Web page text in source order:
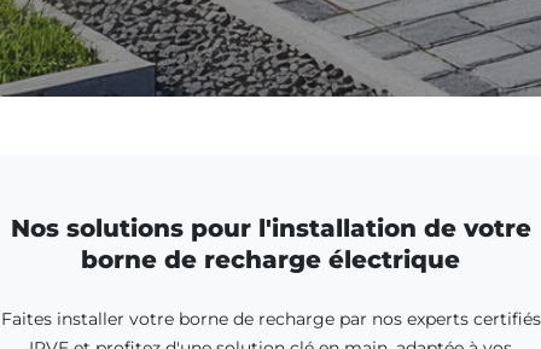
Nos solutions pour l'installation de votre
borne de recharge électrique
Faites installer votre borne de recharge par nos experts certifiés